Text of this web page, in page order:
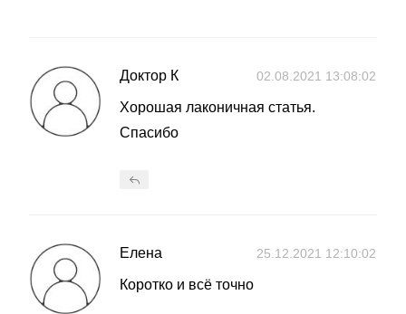
Доктор К 02.08.2021 13:08:02
Хорошая лаконичная статья.
Спасибо
Елена 25.12.2021 12:10:02
Коротко и всё точно